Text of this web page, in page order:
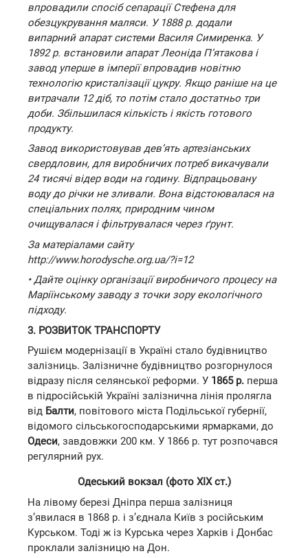
впровадили спосіб сепарації Стефена для
обезцукрування маляси. У 1888 р. додали
випарний апарат системи Василя Симиренка. У
1892 р. встановили апарат Леоніда П’ятакова і
завод уперше в імперії впровадив новітню
технологію кристалізації цукру. Якщо раніше на це
витрачали 12 діб, то потім стало достатньо три
доби. Збільшилася кількість і якість готового
продукту.
Завод використовував дев’ять артезіанських
свердловин, для виробничих потреб викачували
24 тисячі відер води на годину. Відпрацьовану
воду до річки не зливали. Вона відстоювалася на
спеціальних полях, природним чином
очищувалася і фільтрувалася через ґрунт.
За матеріалами сайту
http://www.horodysche.org.ua/?i=12
• Дайте оцінку організації виробничого процесу на
Маріїнському заводу з точки зору екологічного
підходу.
3. РОЗВИТОК ТРАНСПОРТУ
Рушієм модернізації в Україні стало будівництво
залізниць. Залізничне будівництво розгорнулося
відразу після селянської реформи. У 1865 р. перша
в підросійській Україні залізнична лінія пролягла
від Балти, повітового міста Подільської губернії,
відомого сільськогосподарськими ярмарками, до
Одеси, завдовжки 200 км. У 1866 р. тут розпочався
регулярний рух.
Одеський вокзал (фото XIX ст.)
На лівому березі Дніпра перша залізниця
з’явилася в 1868 р. і з’єднала Київ з російським
Курськом. Тоді ж із Курська через Харків і Донбас
проклали залізницю на Дон.